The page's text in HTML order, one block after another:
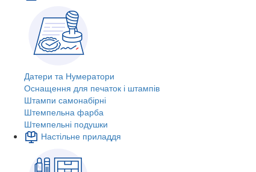
Датери та Нумератори
Оснащення для печаток і штампів
Штампи самонабірні
Штемпельна фарба
Штемпельні подушки
Настільне приладдя